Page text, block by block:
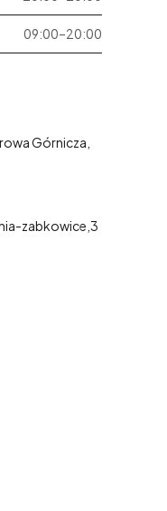
09:00–20:00
Górnicza,
zabkowice,3